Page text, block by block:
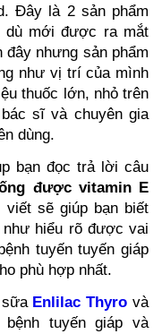
Đây là 2 sản phẩm
dù mới được ra mắt
nhưng sản phẩm
như vị trí của mình
thuốc lớn, nhỏ trên
sĩ và chuyên gia
dùng.
bạn đọc trả lời câu
được vitamin E
sẽ giúp bạn biết
hiểu rõ được vai
tuyến tuyến giáp
phù hợp nhất.
Enlilac Thyro
bệnh tuyến giáp và